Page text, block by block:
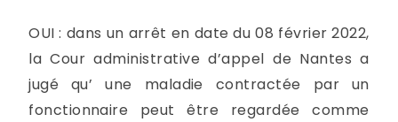
OUI : dans un arrêt en date du 08 février 2022,
la Cour administrative d’appel de Nantes a
jugé qu’ une maladie contractée par un
fonctionnaire peut être regardée comme